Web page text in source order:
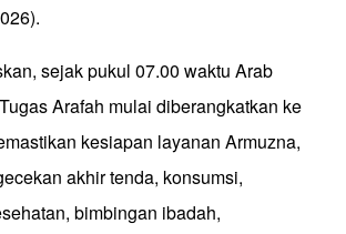
sejak pukul 07.00 waktu Arab
Arafah mulai diberangkatkan ke
kesiapan layanan Armuzna,
akhir tenda, konsumsi,
bimbingan ibadah,